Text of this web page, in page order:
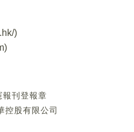
)
)
報刊登報章
股有限公司